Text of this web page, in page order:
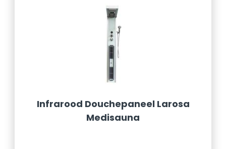
Infrarood Douchepaneel Larosa
Medisauna